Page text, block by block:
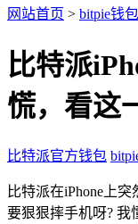
网站首页 > bitpie钱
比特派
慌，看这
比特派官方钱包
比特派在iPhone上
要狠狠摔手机呀? 我